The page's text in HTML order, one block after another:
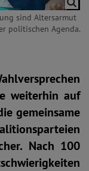
sind Altersarmut
politischen Agenda.
weiterhin auf
gemeinsame
Nach 100